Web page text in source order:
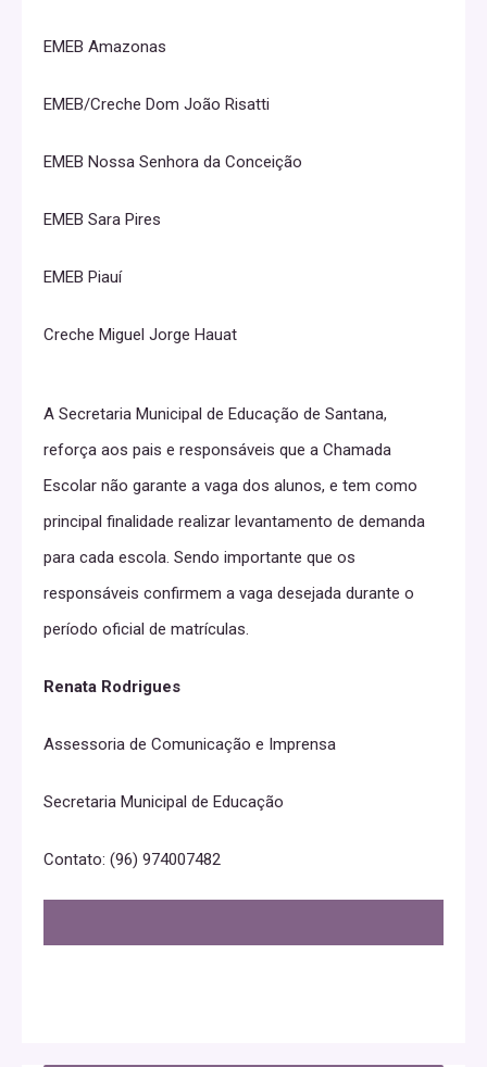
EMEB Amazonas
EMEB/Creche Dom João Risatti
EMEB Nossa Senhora da Conceição
EMEB Sara Pires
EMEB Piauí
Creche Miguel Jorge Hauat
A Secretaria Municipal de Educação de Santana,
reforça aos pais e responsáveis que a Chamada
Escolar não garante a vaga dos alunos, e tem como
principal finalidade realizar levantamento de demanda
para cada escola. Sendo importante que os
responsáveis confirmem a vaga desejada durante o
período oficial de matrículas.
Renata Rodrigues
Assessoria de Comunicação e Imprensa
Secretaria Municipal de Educação
Contato: (96) 974007482